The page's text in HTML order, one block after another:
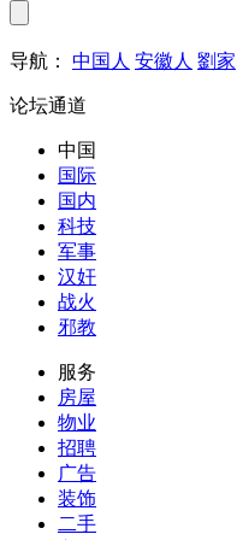
导航： 中国人 安徽人 劉家
论坛通道
中国
国际
国内
科技
军事
汉奸
战火
邪教
服务
房屋
物业
招聘
广告
装饰
二手